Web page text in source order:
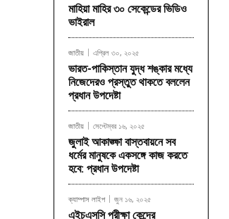
মাহিয়া মাহির ৩০ সেকেন্ডের ভিডিও
ভাইরাল
জাতীয় এপ্রিল ৩০, ২০২৫
ভারত-পাকিস্তান যুদ্ধ শঙ্কার মধ্যে
নিজেদেরও প্রস্তুত থাকতে বললেন
প্রধান উপদেষ্টা
জাতীয় সেপ্টেম্বর ১৬, ২০২৫
জুলাই আকাঙ্ক্ষা বাস্তবায়নে সব
ধর্মের মানুষকে একসঙ্গে কাজ করতে
হবে: প্রধান উপদেষ্টা
ক্যাম্পাস লাইপ জুন ১৬, ২০২৫
এইচএসসি পরীক্ষা কেন্দ্রে